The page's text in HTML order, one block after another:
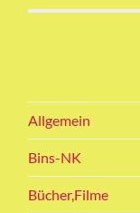
Allgemein
Bins-NK
Bücher,Filme